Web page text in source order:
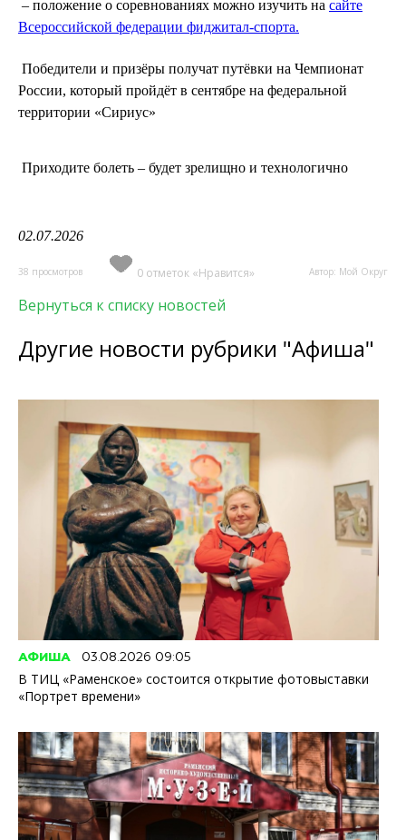
– положение о соревнованиях можно изучить на сайте
Всероссийской федерации фиджитал-спорта.
Победители и призёры получат путёвки на Чемпионат
России, который пройдёт в сентябре на федеральной
территории «Сириус»
Приходите болеть – будет зрелищно и технологично
02.07.2026
38 просмотров 0 отметок «Нравится» Автор: Мой Округ
Вернуться к списку новостей
Другие новости рубрики "Афиша"
АФИША 03.08.2026 09:05
В ТИЦ «Раменское» состоится открытие фотовыставки
«Портрет времени»